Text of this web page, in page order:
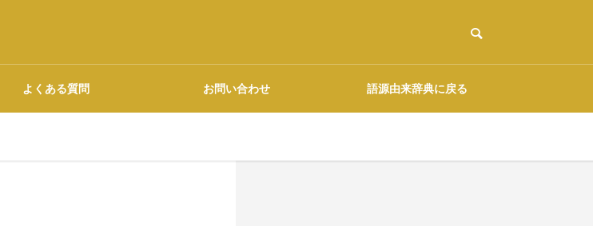
よくある質問 お問い合わせ 語源由来辞典に戻る